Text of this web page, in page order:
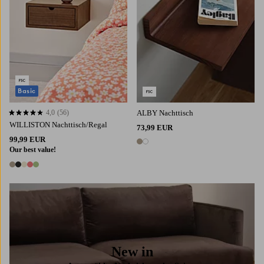
WILLISTON Nachttisch/Regal
99,99 EUR
Our best value!
5 Farben
4,0 basierend auf 56 Bewertungen
4,0 (56)
Basic
ALBY Nachttisch
73,99 EUR
2 Farben
New in